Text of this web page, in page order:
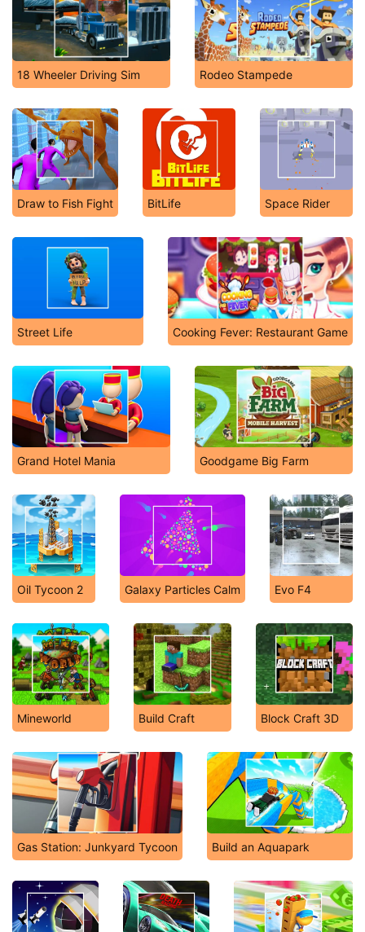
18 Wheeler Driving Sim Rodeo Stampede
Draw to Fish Fight BitLife Space Rider
Street Life Cooking Fever: Restaurant Game
Grand Hotel Mania Goodgame Big Farm
Oil Tycoon 2 Galaxy Particles Calm Evo F4
Mineworld Build Craft Block Craft 3D
Gas Station: Junkyard Tycoon Build an Aquapark